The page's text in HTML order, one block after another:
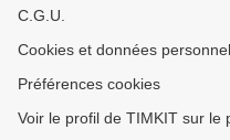
C.G.U.
Cookies et données
Préférences cookies
Voir le profil de TIMKIT sur le